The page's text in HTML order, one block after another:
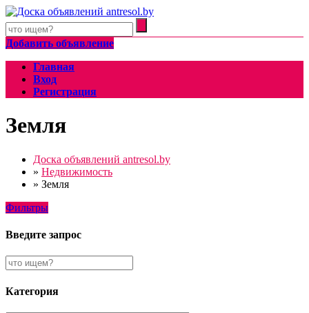
Добавить объявление
Главная
Вход
Регистрация
Земля
Доска объявлений antresol.by
» Недвижимость
» Земля
Фильтры
Введите запрос
Категория